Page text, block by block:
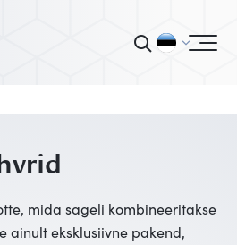
mida sageli kombineeritakse
ainult eksklusiivne pakend,